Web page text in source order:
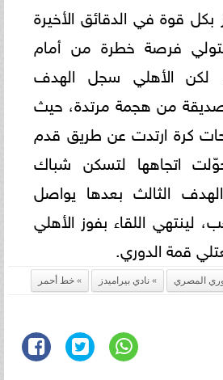
قوة في الدقائق الأخيرة
فرصة خطرة من أمام
لكن الأهلي سجل الهدف
الصديقة من هجمة مرتدة، حيث
كرة ارتدت عن طريق قدم
اتجاهها لتسكن شباك
الهدف الثالث بعدها يواصل
لينتهي اللقاء بفوز الأهلي
قمة الدوري.
المصري نادي بيراميدز خط أحمر